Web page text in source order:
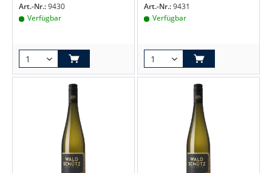
Art.-Nr.:9430
Verfügbar
Art.-Nr.:9431
Verfügbar